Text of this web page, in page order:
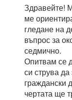
Здравейте!
ме
гледане на
въпрос за
седмично.
Опитвам се
си струва
граждански
чертата ще